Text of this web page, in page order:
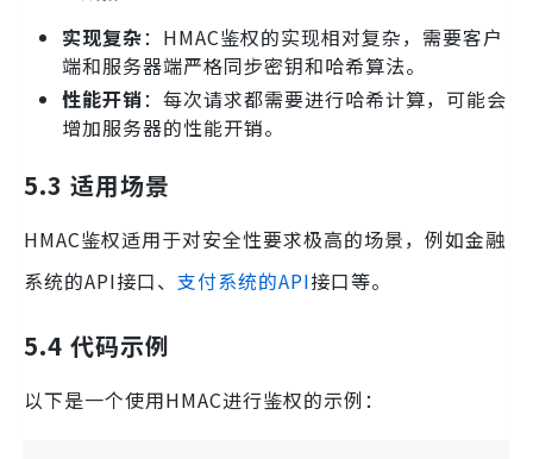
实现复杂：HMAC鉴权的实现相对复杂，需要客户
端和服务器端严格同步密钥和哈希算法。
性能开销：每次请求都需要进行哈希计算，可能会
增加服务器的性能开销。
5.3 适用场景
HMAC鉴权适用于对安全性要求极高的场景，例如金融
系统的API接口、 支付系统的API接口等。
5.4 代码示例
以下是一个使用HMAC进行鉴权的示例：